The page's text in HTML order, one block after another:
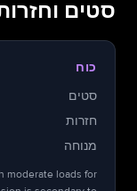
סטים
כוח
סטים
חזרות
מנוחה
moderate loads for